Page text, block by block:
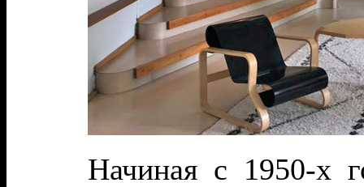
Начиная с 1950-х